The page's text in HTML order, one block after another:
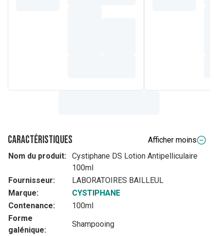
Caractéristiques
Afficher moins
Nom du produit:
Cystiphane DS Lotion Antipelliculaire
100ml
Fournisseur:
LABORATOIRES BAILLEUL
Marque:
CYSTIPHANE
Contenance:
100ml
Forme
galénique:
Shampooing